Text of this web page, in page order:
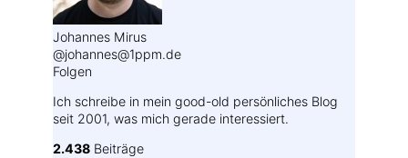
Johannes Mirus
@johannes@1ppm.de
Folgen
Ich schreibe in mein good-old persönliches Blog
seit 2001, was mich gerade interessiert.
2.438 Beiträge